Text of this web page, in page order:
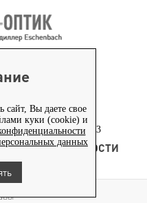
сайт, Вы даете свое
куки (cookie) и
данных
82-70
проспект, д. 23
НОВОСТИ
>